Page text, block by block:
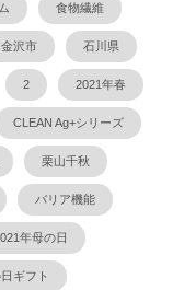
食物繊維
金沢市 石川県
2 2021年春
CLEAN Ag+シリーズ
栗山千秋
バリア機能
年母の日
ギフト